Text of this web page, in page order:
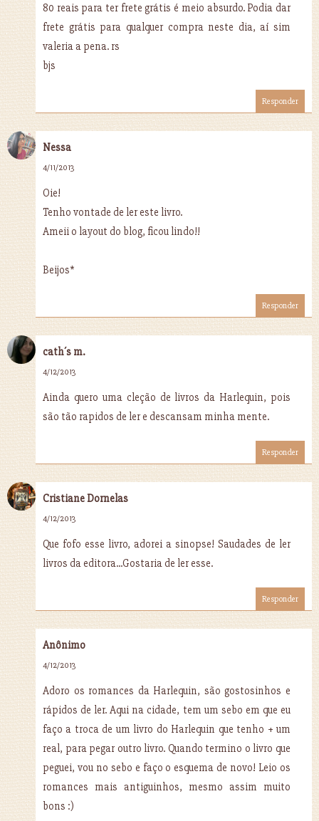
80 reais para ter frete grátis é meio absurdo. Podia dar
frete grátis para qualquer compra neste dia, aí sim
valeria a pena. rs
bjs
Responder
Nessa
4/11/2013
Oie!
Tenho vontade de ler este livro.
Ameii o layout do blog, ficou lindo!!
Beijos*
Responder
cath´s m.
4/12/2013
Ainda quero uma cleção de livros da Harlequin, pois
são tão rapidos de ler e descansam minha mente.
Responder
Cristiane Dornelas
4/12/2013
Que fofo esse livro, adorei a sinopse! Saudades de ler
livros da editora...Gostaria de ler esse.
Responder
Anônimo
4/12/2013
Adoro os romances da Harlequin, são gostosinhos e
rápidos de ler. Aqui na cidade, tem um sebo em que eu
faço a troca de um livro do Harlequin que tenho + um
real, para pegar outro livro. Quando termino o livro que
peguei, vou no sebo e faço o esquema de novo! Leio os
romances mais antiguinhos, mesmo assim muito
bons :)